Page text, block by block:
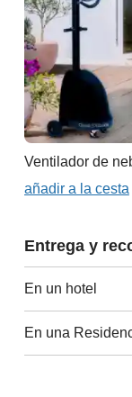
Ventilador de
añadir a la cesta
Entrega y
En un hotel
En una